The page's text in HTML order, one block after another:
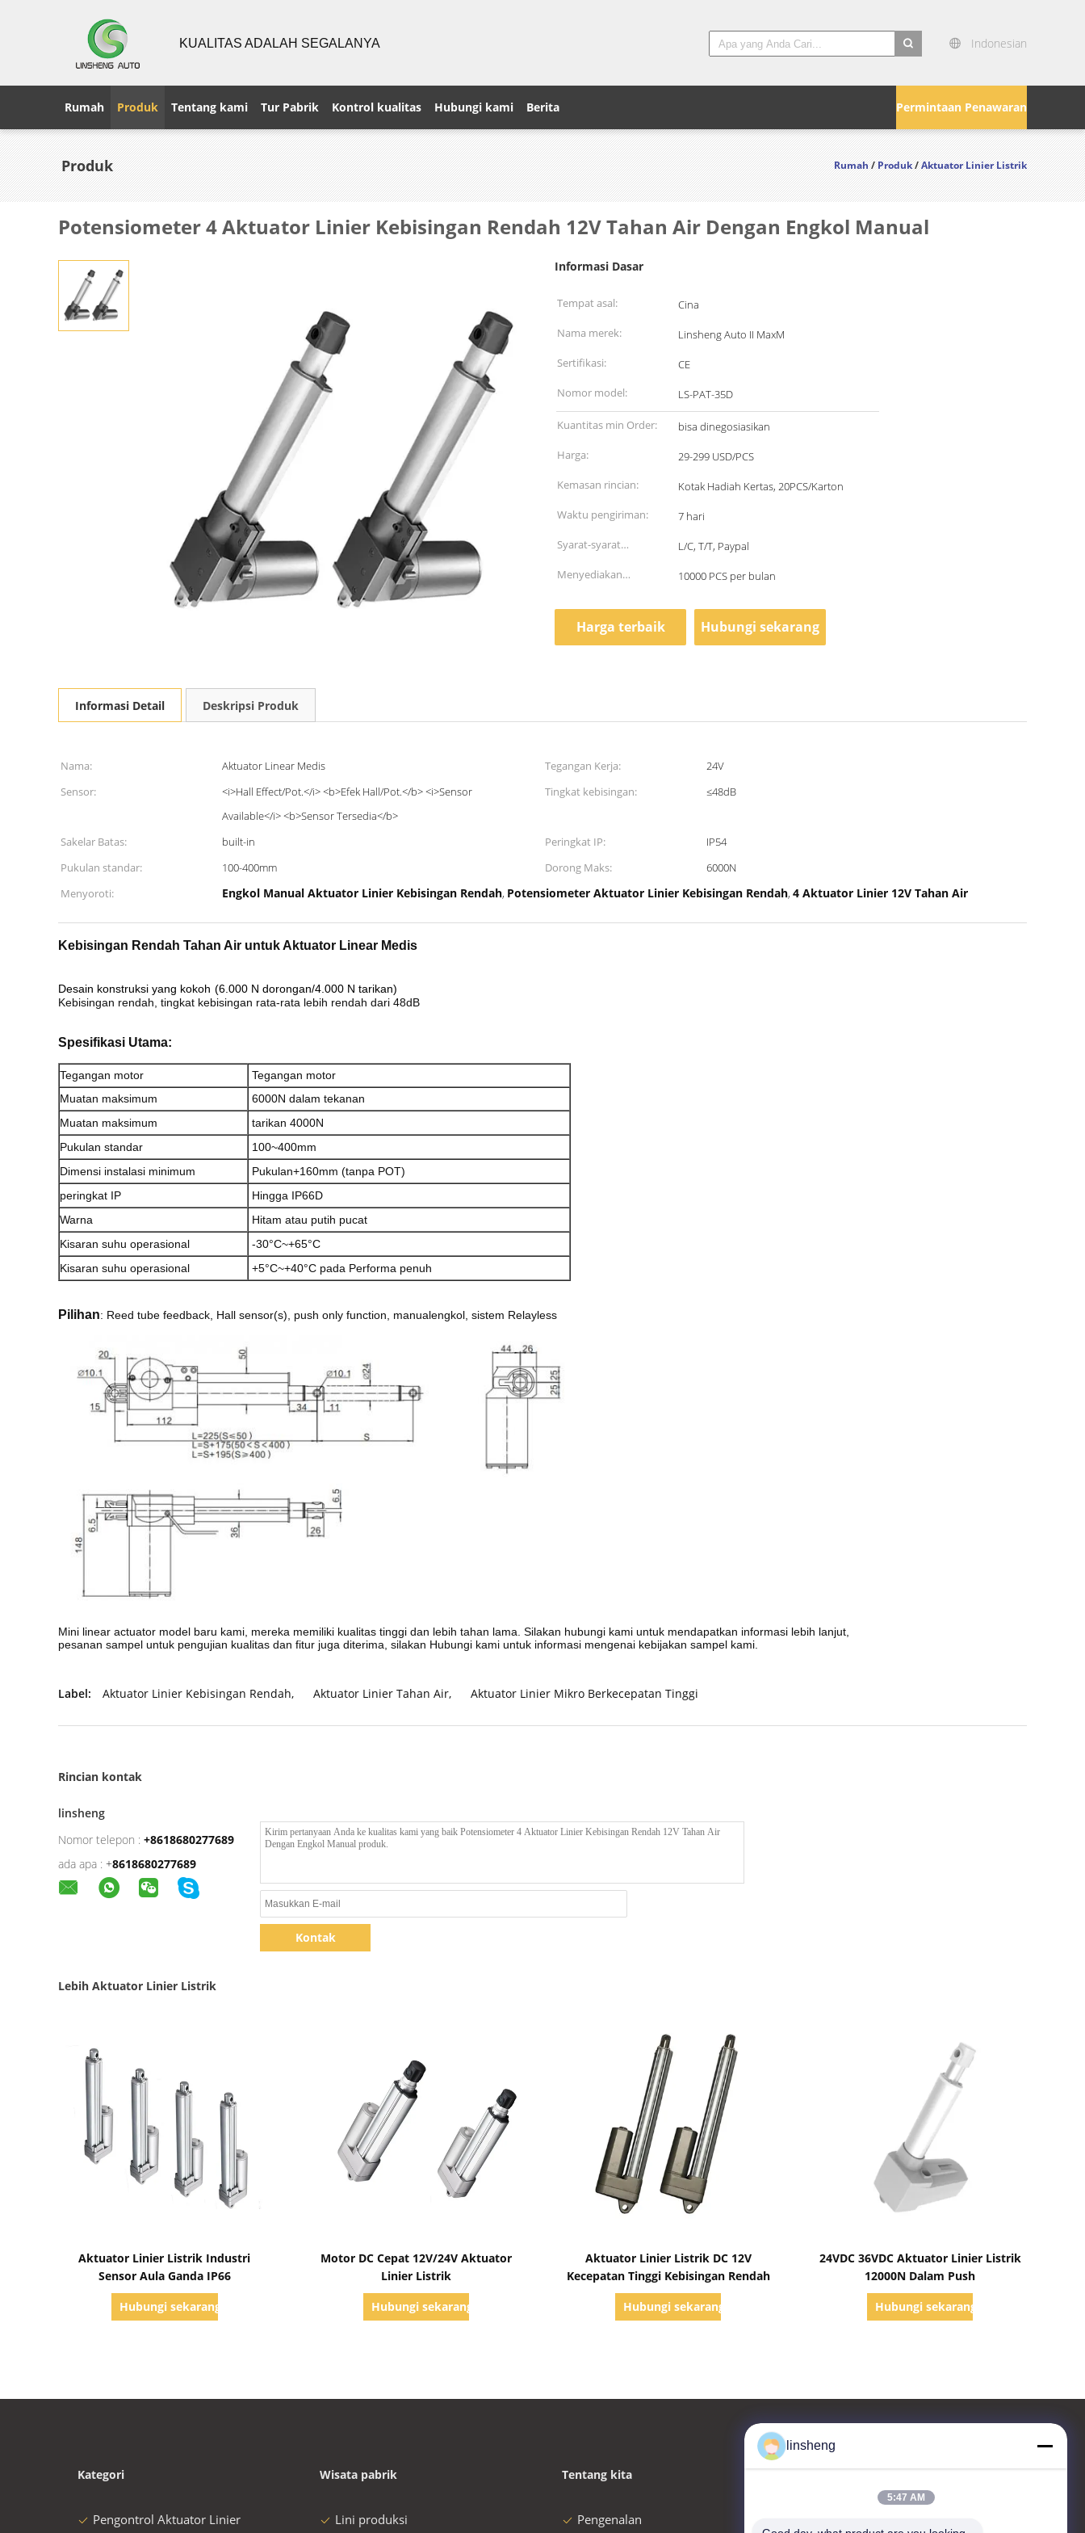
KUALITAS ADALAH SEGALANYA Indonesian
Permintaan Penawaran
Rumah Produk Tentang kami Tur Pabrik Kontrol kualitas Hubungi kami Berita
Produk Rumah/Produk/Aktuator Linier Listrik
Potensiometer 4 Aktuator Linier Kebisingan Rendah 12V Tahan Air Dengan Engkol Manual
Informasi Dasar
Tempat asal:
Cina
Nama merek:
Linsheng Auto II MaxM
Sertifikasi:
CE
Nomor model:
LS-PAT-35D
Kuantitas min Order:
bisa dinegosiasikan
Harga:
29-299 USD/PCS
Kemasan rincian:
Kotak Hadiah Kertas, 20PCS/Karton
Waktu pengiriman:
7 hari
Syarat-syarat
pembayaran:
L/C, T/T, Paypal
Menyediakan
10000 PCS per bulan
Harga terbaik Hubungi sekarang
Informasi Detail Deskripsi Produk
Nama: Aktuator Linear Medis Tegangan Kerja:
24V
Sensor:
<i>Hall Effect/Pot.</i> <b>Efek Hall/Pot.</b> <i>Sensor
Available</i> <b>Sensor Tersedia</b>
Tingkat kebisingan: ≤48dB
Sakelar Batas: built-in Peringkat IP:
IP54
Pukulan standar:
100-400mm Dorong Maks:
6000N
Menyoroti:
Engkol Manual Aktuator Linier Kebisingan Rendah, Potensiometer Aktuator Linier Kebisingan Rendah, 4 Aktuator Linier 12V Tahan Air
Kebisingan Rendah Tahan Air untuk Aktuator Linear Medis
Desain konstruksi yang kokoh (6.000 N dorongan/4.000 N tarikan)
Kebisingan rendah, tingkat kebisingan rata-rata lebih rendah dari 48dB
Spesifikasi Utama:
Tegangan motor
Tegangan motor
Muatan maksimum
6000N dalam tekanan
Muatan maksimum
tarikan 4000N
Pukulan standar
100~400mm
Dimensi instalasi minimum
Pukulan+160mm (tanpa POT)
peringkat IP
Hingga IP66D
Warna
Hitam atau putih pucat
Kisaran suhu operasional
-30°C~+65°C
Kisaran suhu operasional
+5°C~+40°C pada Performa penuh
Pilihan: Reed tube feedback, Hall sensor(s), push only function, manualengkol, sistem Relayless
Mini linear actuator model baru kami, mereka memiliki kualitas tinggi dan lebih tahan lama. Silakan hubungi kami untuk mendapatkan informasi lebih lanjut,
pesanan sampel untuk pengujian kualitas dan fitur juga diterima, silakan Hubungi kami untuk informasi mengenai kebijakan sampel kami.
Label: Aktuator Linier Kebisingan Rendah, Aktuator Linier Tahan Air, Aktuator Linier Mikro Berkecepatan Tinggi
Rincian kontak
linsheng
Nomor telepon : +8618680277689
ada apa : +8618680277689
Kontak
Lebih Aktuator Linier Listrik
Aktuator Linier Listrik Industri
Sensor Aula Ganda IP66
Hubungi sekarang
Motor DC Cepat 12V/24V Aktuator
Linier Listrik
Hubungi sekarang
Aktuator Linier Listrik DC 12V
Kecepatan Tinggi Kebisingan Rendah
Hubungi sekarang
24VDC 36VDC Aktuator Linier Listrik
12000N Dalam Push
Hubungi sekarang
Kategori
Pengontrol Aktuator Linier
Wisata pabrik
Lini produksi
Tentang kita
Pengenalan
linsheng
5:47 AM